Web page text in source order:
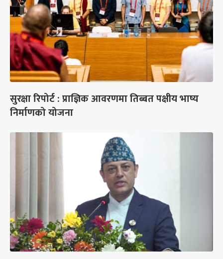
सुरक्षा रिपोर्ट : प्राज्ञिक आवरणमा तिब्बत पक्षीय भाष्य
निर्माणको योजना